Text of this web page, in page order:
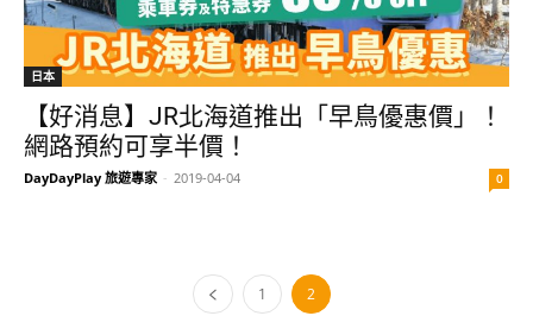
日本
【好消息】JR北海道推出「早鳥優惠價」！
網路預約可享半價！
DayDayPlay 旅遊專家 - 2019-04-04 0
1 2